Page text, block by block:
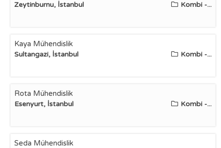
Zeytinburnu, İstanbul Kombi -...
Kaya Mühendislik
Sultangazi, İstanbul Kombi -...
Rota Mühendislik
Esenyurt, İstanbul Kombi -...
Seda Mühendislik